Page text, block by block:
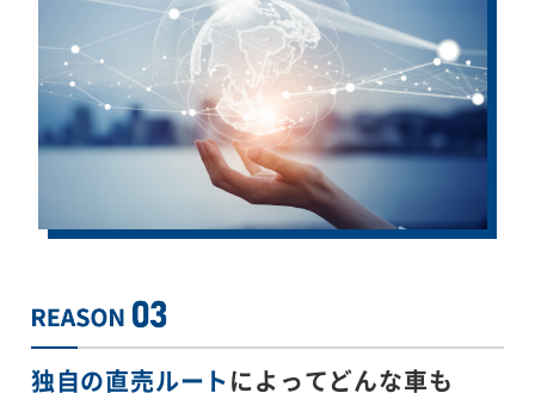
独自の直売ルートによってどんな車も